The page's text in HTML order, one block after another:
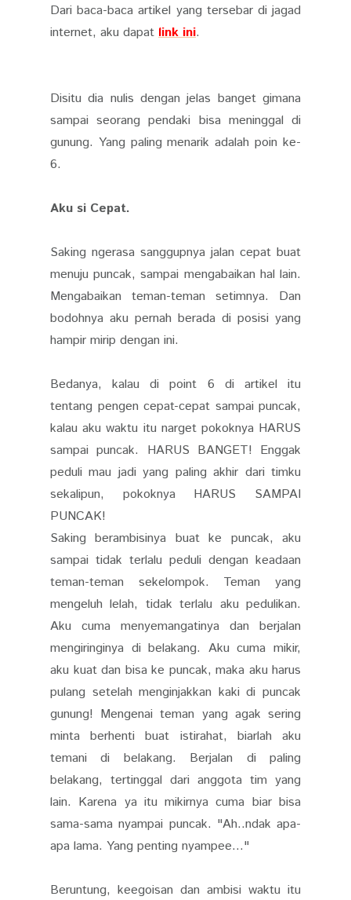
Dari baca-baca artikel yang tersebar di jagad
internet, aku dapat link ini.
Disitu dia nulis dengan jelas banget gimana
sampai seorang pendaki bisa meninggal di
gunung. Yang paling menarik adalah poin ke-
6.
Aku si Cepat.
Saking ngerasa sanggupnya jalan cepat buat
menuju puncak, sampai mengabaikan hal lain.
Mengabaikan teman-teman setimnya. Dan
bodohnya aku pernah berada di posisi yang
hampir mirip dengan ini.
Bedanya, kalau di point 6 di artikel itu
tentang pengen cepat-cepat sampai puncak,
kalau aku waktu itu narget pokoknya HARUS
sampai puncak. HARUS BANGET! Enggak
peduli mau jadi yang paling akhir dari timku
sekalipun, pokoknya HARUS SAMPAI
PUNCAK!
Saking berambisinya buat ke puncak, aku
sampai tidak terlalu peduli dengan keadaan
teman-teman sekelompok. Teman yang
mengeluh lelah, tidak terlalu aku pedulikan.
Aku cuma menyemangatinya dan berjalan
mengiringinya di belakang. Aku cuma mikir,
aku kuat dan bisa ke puncak, maka aku harus
pulang setelah menginjakkan kaki di puncak
gunung! Mengenai teman yang agak sering
minta berhenti buat istirahat, biarlah aku
temani di belakang. Berjalan di paling
belakang, tertinggal dari anggota tim yang
lain. Karena ya itu mikirnya cuma biar bisa
sama-sama nyampai puncak. "Ah..ndak apa-
apa lama. Yang penting nyampee..."
Beruntung, keegoisan dan ambisi waktu itu